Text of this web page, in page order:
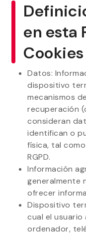
en esta
Cookies
Datos:
dispositivo
mecanismos
recuperación
consideran
identifican o
física, tal
RGPD.
Información
generalmente
ofrecer
Dispositivo
cual el usuario
ordenador,